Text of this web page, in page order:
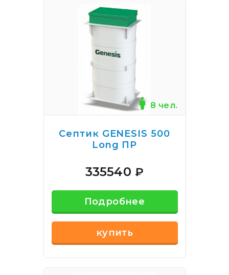
8 чел.
Септик GENESIS 500
Long ПР
335540₽
Подробнее
купить